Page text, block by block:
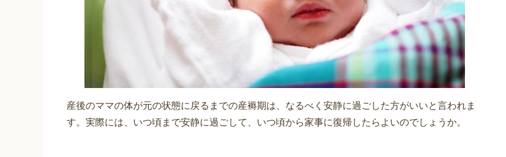
産後のママの体が元の状態に戻るまでの産褥期は、なるべく安静に過ごした方がいいと言われま
す。実際には、いつ頃まで安静に過ごして、いつ頃から家事に復帰したらよいのでしょうか。